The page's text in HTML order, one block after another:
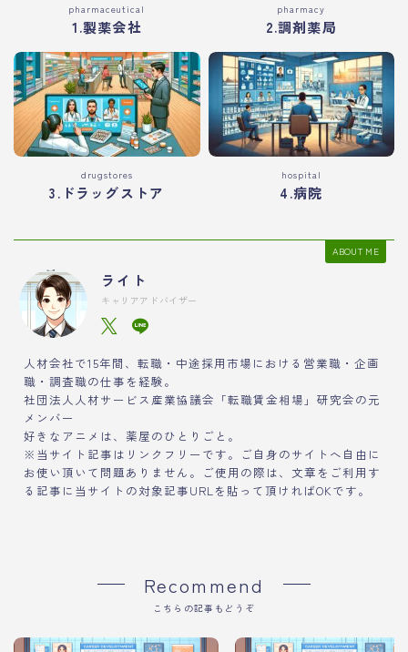
pharmaceutical
1.製薬会社
pharmacy
2.調剤薬局
drugstores
3.ドラッグストア
hospital
4.病院
ABOUT ME
ライト
キャリアアドバイザー
人材会社で15年間、転職・中途採用市場における営業職・企画
職・調査職の仕事を経験。
社団法人人材サービス産業協議会「転職賃金相場」研究会の元
メンバー
好きなアニメは、薬屋のひとりごと。
※当サイト記事はリンクフリーです。ご自身のサイトへ自由に
お使い頂いて問題ありません。ご使用の際は、文章をご利用す
る記事に当サイトの対象記事URLを貼って頂ければOKです。
Recommend
こちらの記事もどうぞ